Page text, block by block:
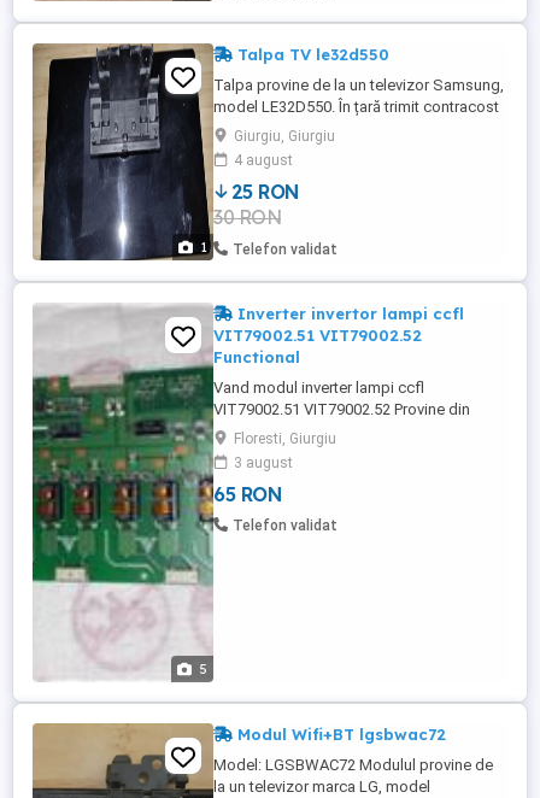
1
Talpa TV le32d550
Talpa provine de la un televizor Samsung,
model LE32D550. În țară trimit contracost
prin curier pentru încă 20 lei în plus.
Giurgiu, Giurgiu
4 august
25 RON
30 RON
Telefon validat
5
Inverter invertor lampi ccfl
VIT79002.51 VIT79002.52
Functional
Vand modul inverter lampi ccfl
VIT79002.51 VIT79002.52 Provine din
dezmembrari lcd cu ecran fisurat Modulul
testat functional
Floresti, Giurgiu
3 august
65 RON
Telefon validat
Modul Wifi+BT lgsbwac72
Model: LGSBWAC72 Modulul provine de
la un televizor marca LG, model